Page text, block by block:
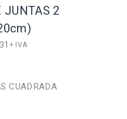
JUNTAS 2
+ IVA